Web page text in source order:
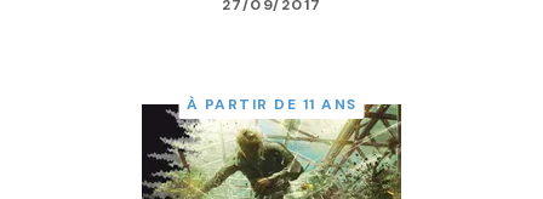
27/09/2017
À PARTIR DE 11 ANS